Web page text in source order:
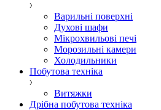
Варильні поверхні
Духові шафи
Мікрохвильові печі
Морозильні камери
Холодильники
Побутова техніка
Витяжки
Дрібна побутова техніка